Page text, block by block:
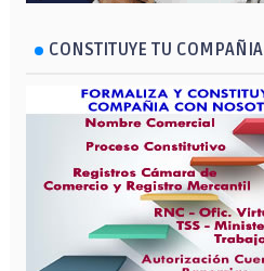
CONSTITUYE TU COMPAÑIA